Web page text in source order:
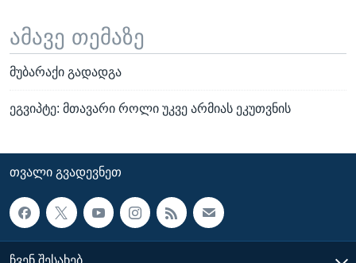
ამავე თემაზე
მუბარაქი გადადგა
ეგვიპტე: მთავარი როლი უკვე არმიას ეკუთვნის
ᲗᲕᲐᲚᲘ ᲒᲕᲐᲓᲔᲕᲜᲔᲗ
ᲩᲕᲔᲜ ᲨᲔᲡᲐᲮᲔᲑ